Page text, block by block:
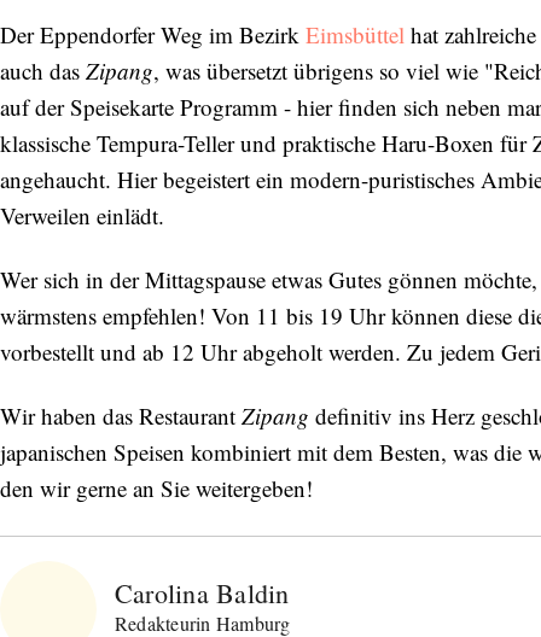
Der Eppendorfer Weg im Bezirk Eimsbüttel hat
auch das Zipang, was übersetzt übrigens so viel wie
auf der Speisekarte Programm - hier finden sich neben
klassische Tempura-Teller und praktische Haru-Boxen
angehaucht. Hier begeistert ein modern-puristisches
Verweilen einlädt.
Wer sich in der Mittagspause etwas Gutes gönnen
wärmstens empfehlen! Von 11 bis 19 Uhr können diese
vorbestellt und ab 12 Uhr abgeholt werden. Zu jedem
Wir haben das Restaurant Zipang definitiv ins Herz
japanischen Speisen kombiniert mit dem Besten, was
den wir gerne an Sie weitergeben!
Carolina Baldin
Redakteurin Hamburg